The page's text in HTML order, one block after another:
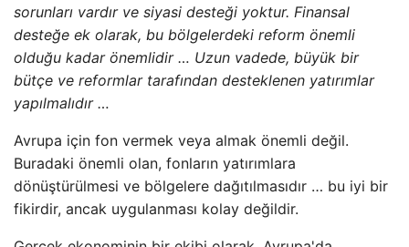
sorunları vardır ve siyasi desteği yoktur. Finansal
desteğe ek olarak, bu bölgelerdeki reform önemli
olduğu kadar önemlidir … Uzun vadede, büyük bir
bütçe ve reformlar tarafından desteklenen yatırımlar
yapılmalıdır …
Avrupa için fon vermek veya almak önemli değil.
Buradaki önemli olan, fonların yatırımlara
dönüştürülmesi ve bölgelere dağıtılmasıdır … bu iyi bir
fikirdir, ancak uygulanması kolay değildir.